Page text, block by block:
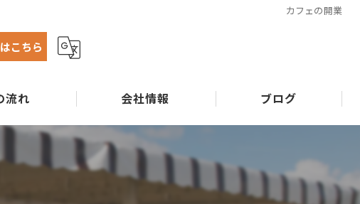
カフェの開業
こちら
流れ 会社情報 ブログ